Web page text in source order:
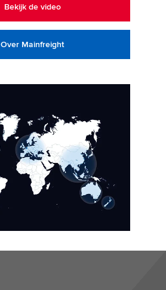
Bekijk de video
Over Mainfreight